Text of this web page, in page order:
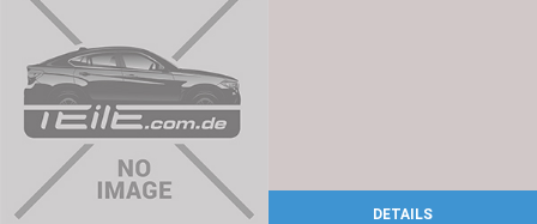
DETAILS